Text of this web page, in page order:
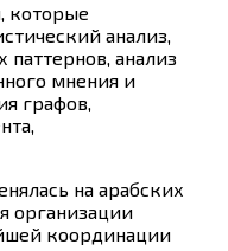
которые
анализ,
анализ
мнения и
графов,
на арабских
организации
координации